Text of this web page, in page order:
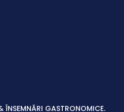
ÎNSEMNĂRI GASTRONOMICE.